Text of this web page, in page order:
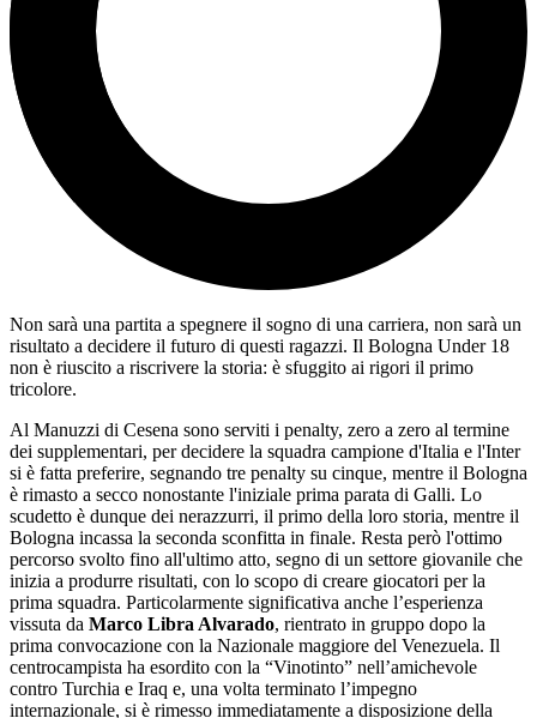
Non sarà una partita a spegnere il sogno di una carriera, non sarà un
risultato a decidere il futuro di questi ragazzi. Il Bologna Under 18
non è riuscito a riscrivere la storia: è sfuggito ai rigori il primo
tricolore.
Al Manuzzi di Cesena sono serviti i penalty, zero a zero al termine
dei supplementari, per decidere la squadra campione d'Italia e l'Inter
si è fatta preferire, segnando tre penalty su cinque, mentre il Bologna
è rimasto a secco nonostante l'iniziale prima parata di Galli. Lo
scudetto è dunque dei nerazzurri, il primo della loro storia, mentre il
Bologna incassa la seconda sconfitta in finale. Resta però l'ottimo
percorso svolto fino all'ultimo atto, segno di un settore giovanile che
inizia a produrre risultati, con lo scopo di creare giocatori per la
prima squadra. Particolarmente significativa anche l’esperienza
vissuta da Marco Libra Alvarado, rientrato in gruppo dopo la
prima convocazione con la Nazionale maggiore del Venezuela. Il
centrocampista ha esordito con la “Vinotinto” nell’amichevole
contro Turchia e Iraq e, una volta terminato l’impegno
internazionale, si è rimesso immediatamente a disposizione della